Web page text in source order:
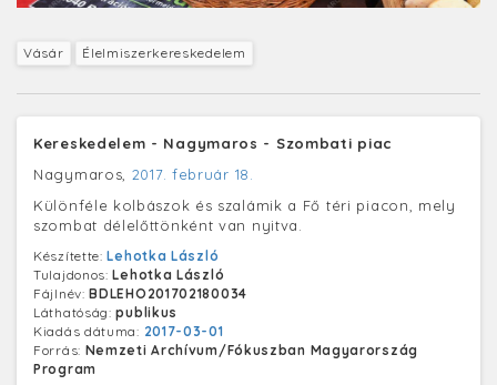
Vásár Élelmiszerkereskedelem
Kereskedelem - Nagymaros - Szombati piac
Nagymaros, 2017. február 18.
Különféle kolbászok és szalámik a Fő téri piacon, mely
szombat délelőttönként van nyitva.
Készítette:Lehotka László
Tulajdonos:Lehotka László
Fájlnév:BDLEHO201702180034
Láthatóság:publikus
Kiadás dátuma: 2017-03-01
Forrás: Nemzeti Archívum/Fókuszban Magyarország
Program